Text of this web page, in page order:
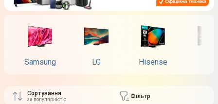
Samsung LG Hisense
Сортування
за популярністю Фільтр